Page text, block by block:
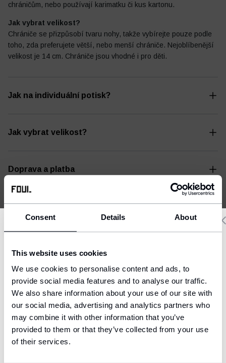
Consent Details About
This website uses cookies
We use cookies to personalise content and ads, to
provide social media features and to analyse our traffic.
We also share information about your use of our site with
our social media, advertising and analytics partners who
may combine it with other information that you’ve
provided to them or that they’ve collected from your use
of their services.
chráničům, nebo používají karimatku či kus kartonu.
Jak vybrat velikost?
Chrániče se přizpůsobí tvaru nohy, takže vybírejte pouze podle
toho, zda preferujete větší, nebo menší chrániče. Nejoblíbenější
velikost je 14 cm. Chrániče jsou vhodné i pro děti.
Jak na individuální potisk?
Jak vybrat velikost?
Doprava a platba
your location.
United States (USD)
Ship to
English
Language